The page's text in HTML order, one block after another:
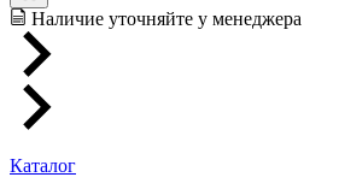
Наличие уточняйте у менеджера
Каталог